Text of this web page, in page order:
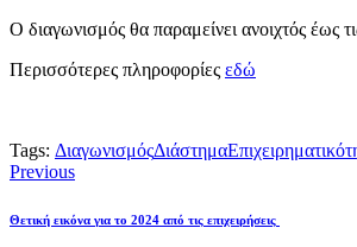
Ο διαγωνισμός θα παραμείνει ανοιχτός έως
Περισσότερες πληροφορίες εδώ
Tags: ΔιαγωνισμόςΔιάστημα
Πλοήγηση
άρθρων
Previous
Θετική εικόνα για το 2024 από τις επιχειρήσεις